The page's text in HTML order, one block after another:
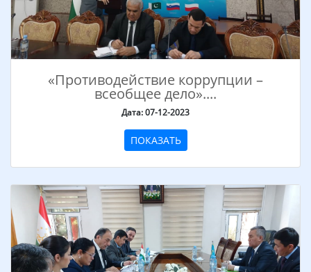
«Противодействие коррупции –
всеобщее дело»....
Дата: 07-12-2023
ПОКАЗАТЬ